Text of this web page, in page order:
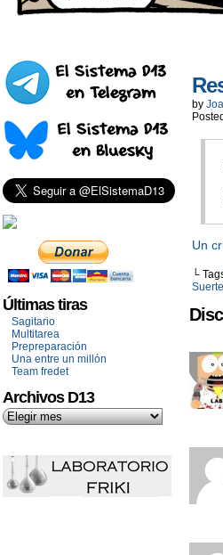
Últimas tiras
Sagitario
Multitarea
Prepreparación
Una entre un millón
Team fredet
Archivos D13
by
Un
└
Suerte